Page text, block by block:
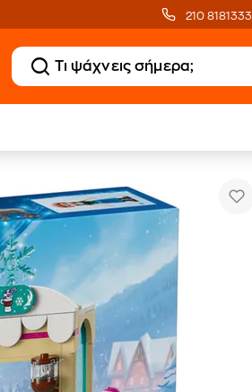
210 8181333